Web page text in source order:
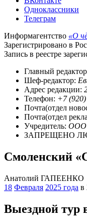
Одноклассники
Телеграм
Информагентство «О
Зарегистрировано в
Запись в реестре
Главный
Шеф-редактор:
Адрес редакции:
Телефон: +7
Почта(отдел
Почта(отдел
Учредитель: ООО
ЗАПРЕЩЕНО
Смоленский
Анатолий ГАПЕЕНКО
18 Февраля 2025 года в
Выездной тур